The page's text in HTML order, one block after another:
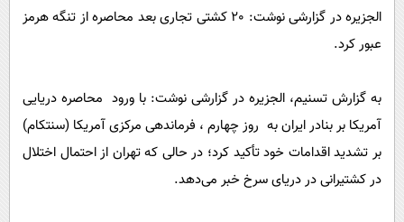
سلامت
بین الملل
الجزیره در گزارشی نوشت: 20 کشتی تجاری بعد محاصره از تنگه هرمز
عبور کرد.
به گزارش تسنیم، الجزیره در گزارشی نوشت: با ورود محاصره دریایی
آمریکا بر بنادر ایران به روز چهارم ، فرماندهی مرکزی آمریکا (سنتکام)
بر تشدید اقدامات خود تأکید کرد؛ در حالی که تهران از احتمال اختلال
در کشتیرانی در دریای سرخ خبر می‌دهد.